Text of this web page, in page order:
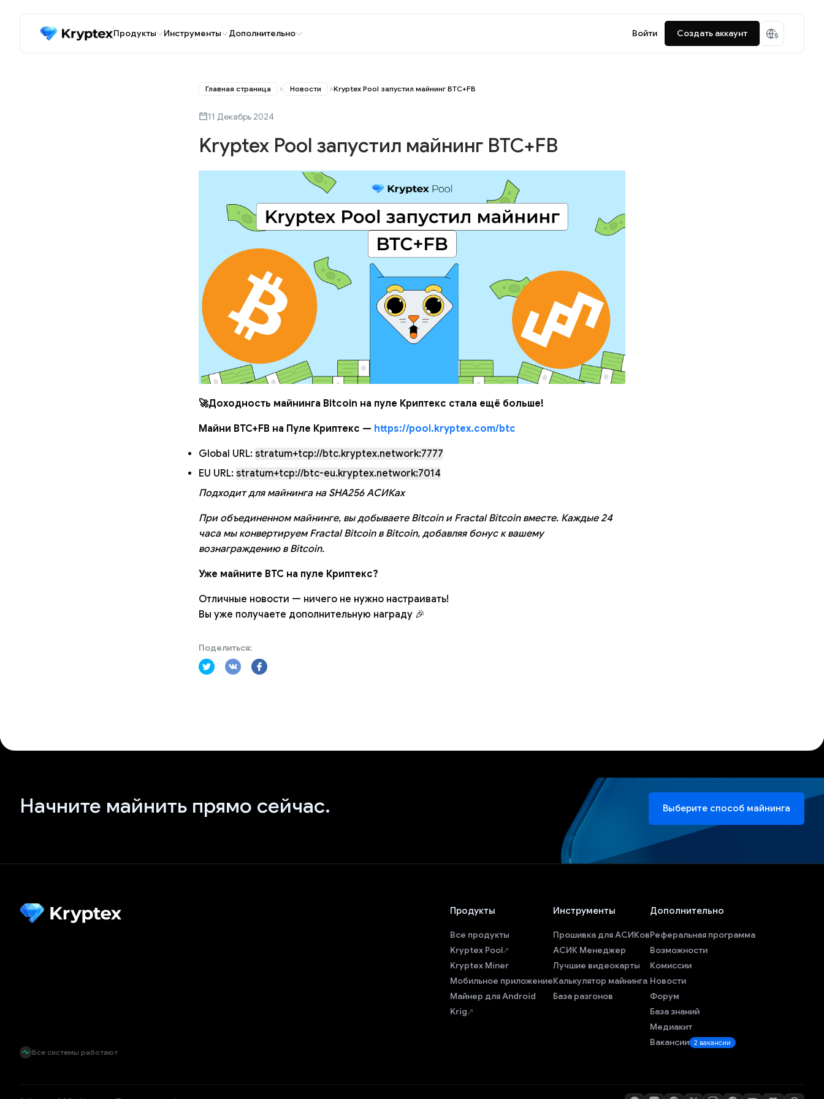
Продукты Инструменты Дополнительно Войти Создать аккаунт
Главная страница Новости Kryptex Pool запустил майнинг BTC+FB
11 Декабрь 2024
Kryptex Pool запустил майнинг BTC+FB
🚀Доходность майнинга Bitcoin на пуле Криптекс стала ещё больше!
Майни BTC+FB на Пуле Криптекс — https://pool.kryptex.com/btc
Global URL: stratum+tcp://btc.kryptex.network:7777
EU URL: stratum+tcp://btc-eu.kryptex.network:7014
Подходит для майнинга на SHA256 АСИКах
При объединенном майнинге, вы добываете Bitcoin и Fractal Bitcoin вместе. Каждые 24
часа мы конвертируем Fractal Bitcoin в Bitcoin, добавляя бонус к вашему
вознаграждению в Bitcoin.
Уже майните BTC на пуле Криптекс?
Отличные новости — ничего не нужно настраивать!
Вы уже получаете дополнительную награду 🎉
Поделиться:
Начните майнить прямо сейчас. Выберите способ майнинга
Все системы работают
Продукты
Все продукты
Kryptex Pool
Kryptex Miner
Мобильное приложение
Майнер для Android
Krig
Инструменты
Прошивка для АСИКов
АСИК Менеджер
Лучшие видеокарты
Калькулятор майнинга
База разгонов
Дополнительно
Реферальная программа
Возможности
Комиссии
Новости
Форум
База знаний
Медиакит
Вакансии 2 вакансии